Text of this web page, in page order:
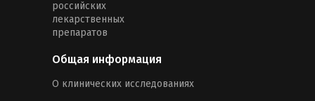
российских
лекарственных
препаратов
Общая информация
О клинических исследованиях